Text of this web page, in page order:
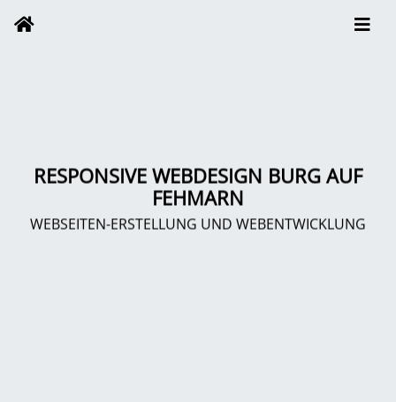
RESPONSIVE WEBDESIGN BURG AUF
FEHMARN
WEBSEITEN-ERSTELLUNG UND WEBENTWICKLUNG